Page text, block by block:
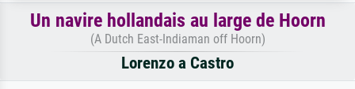
Un navire hollandais au large de Hoorn
(A Dutch East-Indiaman off Hoorn)
Lorenzo a Castro